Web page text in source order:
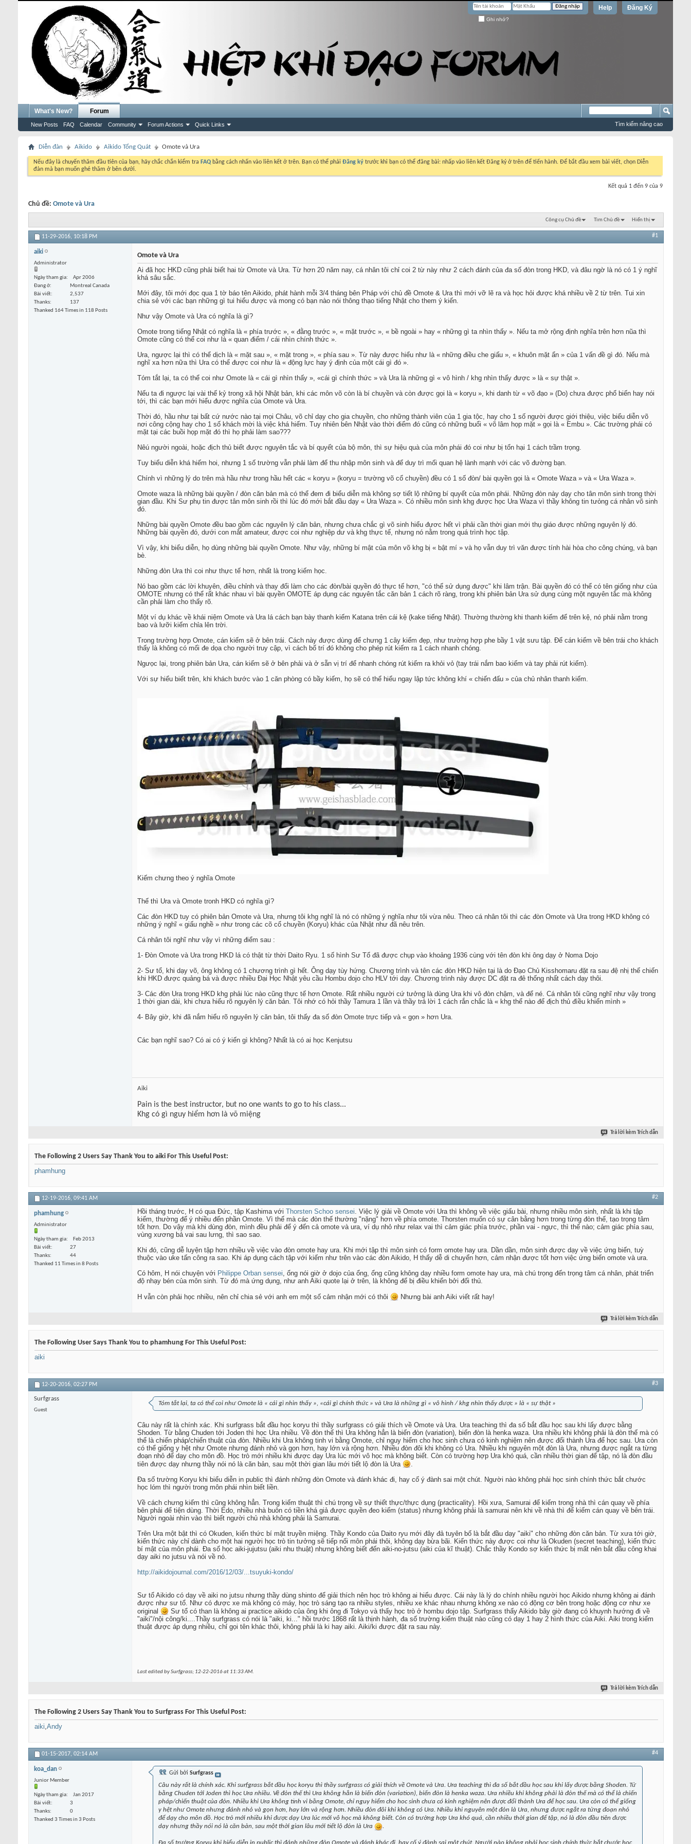
Đăng Ký
Help
Ghi nhớ?
What's New? Forum
New Posts FAQ Calendar Community Forum Actions Quick Links Tìm kiếm nâng cao
Diễn đàn Aikido Aikido Tổng Quát Omote và Ura
Nếu đây là chuyến thăm đầu tiên của bạn, hãy chắc chắn kiểm tra FAQ bằng cách nhấn vào liên kết ở trên. Bạn có thể phải Đăng ký trước khi bạn có thể đăng bài: nhấp vào liên kết Đăng ký ở trên để tiến hành. Để bắt đầu xem bài viết, chọn Diễn
đàn mà bạn muốn ghé thăm ở bên dưới.
Kết quả 1 đến 9 của 9
Chủ đề: Omote và Ura
Công cụ Chủ đề Tìm Chủ đề Hiển thị
11-29-2016, 10:18 PM #1
aiki
Administrator
Ngày tham gia
Apr 2006
Đang ở
Montreal Canada
Bài viết
2,537
Thanks
137
Thanked 164 Times in 118 Posts
Omote và Ura
Ai đã học HKD cũng phải biết hai từ Omote và Ura. Từ hơn 20 năm nay, cá nhân tôi chỉ coi 2 từ này như 2 cách đánh của đa số đòn trong HKD, và đâu ngờ là nó có 1 ý nghĩ
khá sâu sắc.
Mới đây, tôi mới đọc qua 1 tờ báo tên Aikido, phát hành mỗi 3/4 tháng bên Pháp với chủ đề Omote & Ura thì mới vỡ lẽ ra và học hỏi được khá nhiều về 2 từ trên. Tui xin
chia sẻ với các bạn những gì tui hiểu được và mong có bạn nào nói thông thạo tiếng Nhật cho them ý kiến.
Như vậy Omote và Ura có nghĩa là gì?
Omote trong tiếng Nhật có nghĩa là « phía trước », « đằng trước », « mặt trước », « bề ngoài » hay « những gì ta nhìn thấy ». Nếu ta mở rộng định nghĩa trên hơn nũa thì
Omote cũng có thể coi như là « quan điểm / cái nhìn chính thức ».
Ura, ngược lại thì có thể dịch là « mặt sau », « mặt trong », « phía sau ». Từ này được hiểu như là « những điều che giấu », « khuôn mặt ẩn » của 1 vấn đề gì đó. Nếu mà
nghĩ xa hơn nữa thì Ura có thể được coi như là « động lực hay ý định của một cái gì đó ».
Tóm tắt lại, ta có thể coi như Omote là « cái gì nhìn thấy », «cái gì chính thức » và Ura là những gì « vô hình / khg nhìn thấy được » là « sự thật ».
Nếu ta đi ngược lại vài thế kỷ trong xã hội Nhật bản, khi các môn võ còn là bí chuyền và còn được gọi là « koryu », khi danh từ « võ đạo » (Do) chưa được phổ biến hay nói
tới, thì các bạn mới hiểu được nghĩa của Omote và Ura.
Thời đó, hầu như tại bất cứ nước nào tại mọi Châu, võ chỉ dạy cho gia chuyền, cho những thành viên của 1 gia tộc, hay cho 1 số người được giới thiệu, việc biểu diễn võ
nơi công cộng hay cho 1 số khách mời là việc khá hiếm. Tuy nhiên bên Nhật vào thời điểm đó cũng có những buổi « võ lâm họp mặt » gọi là « Embu ». Các trường phái có
mặt tại các buồi họp mặt đó thì họ phải làm sao???
Nêú người ngoài, hoặc địch thủ biết được nguyên tắc và bí quyết của bộ môn, thì sự hiệu quà của môn phái đó coi như bị tổn hại 1 cách trầm trọng.
Tuy biểu diễn khá hiếm hoi, nhưng 1 số trường vẫn phải làm để thu nhập môn sinh và để duy trì mối quan hệ lành mạnh với các võ đường bạn.
Chính vì những lý do trên mà hầu như trong hầu hết các « koryu » (koryu = trường võ cổ chuyền) đều có 1 số đòn/ bài quyền gọi là « Omote Waza » và « Ura Waza ».
Omote waza là những bài quyền / đòn căn bản mà có thể đem đi biểu diễn mà không sợ tiết lộ những bí quyết của môn phái. Những đòn này dạy cho tân môn sinh trong thời
gian đầu. Khi Sư phụ tin được tân môn sinh rồi thì lúc đó mới bắt đầu dạy « Ura Waza ». Có nhiều môn sinh khg được học Ura Waza vì thầy không tin tưỏng cá nhân võ sinh
đó.
Những bài quyền Omote đều bao gồm các nguyên lý căn bản, nhưng chưa chắc gì võ sinh hiểu đựơc hết vì phải cần thời gian mới thụ giáo được những nguyên lý đó.
Những bài quyền đó, dưới con mắt amateur, được coi như nghiệp dư và khg thực tế, nhưng nó nằm trong quá trình học tập.
Vì vậy, khi biểu diễn, họ dùng những bài quyền Omote. Như vậy, những bí mật của môn võ khg bị « bật mí » và họ vẫn duy trì văn được tính hài hòa cho công chúng, và bạn
bè.
Những đòn Ura thì coi như thực tế hơn, nhất là trong kiếm học.
Nó bao gồm các lời khuyên, điều chỉnh và thay đổi làm cho các đòn/bài quyền đó thực tế hơn, "có thể sử dụng được" khi lâm trận. Bài quyền đó có thể có tên giống như của
OMOTE nhưng có thể rất khác nhau vì bài quyền OMOTE áp dụng các nguyên tắc căn bản 1 cách rõ ràng, trong khi phiên bản Ura sử dụng cùng một nguyên tắc mà không
cần phải làm cho thấy rõ.
Một ví dụ khác về khái niệm Omote và Ura lá cách bạn bày thanh kiếm Katana trên cái kệ (kake tiếng Nhật). Thường thường khi thanh kiếm để trên kệ, nó phải nằm trong
bao và lưỡi kiếm chỉa lên trời.
Trong trường hợp Omote, cán kiếm sẽ ở bên trái. Cách này được dùng để chưng 1 cây kiếm đẹp, như trường hợp phe bầy 1 vật sưu tập. Để cán kiếm về bên trái cho khách
thấy là không có mối đe dọa cho người truy cập, vì cách bố trí đó không cho phép rút kiếm ra 1 cách nhanh chóng.
Ngưọc lại, trong phiên bản Ura, cán kiếm sẽ ở bên phải và ở sẵn vị trí để nhanh chóng rút kiếm ra khỏi vỏ (tay trái nắm bao kiếm và tay phải rút kiếm).
Với sự hiểu biết trên, khi khách bước vào 1 căn phòng có bầy kiếm, họ sẽ có thể hiểu ngay lập tức không khí « chiến đấu » của chủ nhân thanh kiếm.
Kiếm chưng theo ý nghĩa Omote
Thế thì Ura và Omote tronh HKD có nghĩa gì?
Các đòn HKD tuy có phiên bản Omote và Ura, nhưng tôi khg nghĩ là nó có những ý nghĩa như tôi vừa nêu. Theo cá nhân tôi thì các đòn Omote và Ura trong HKD không có
những ý nghĩ « giấu nghề » như trong các cõ cổ chuyền (Koryu) khác của Nhật như đã nêu trên.
Cá nhân tôi nghĩ như vậy vì những điểm sau :
1- Đòn Omote và Ura trong HKD lá có thật từ thời Daito Ryu. 1 số hình Sư Tổ đã được chụp vào khoảng 1936 cùng với tên đòn khi ông dạy ở Noma Dojo
2- Sư tổ, khi dạy võ, ông không có 1 chương trình gì hết. Ông dạy tùy hứng. Chương trình và tên các đòn HKD hiện tại là do Đạo Chủ Kisshomaru đặt ra sau đệ nhị thế chiến
khi HKD được quảng bá và được nhiều Đại Học Nhật yêu cầu Hombu dojo cho HLV tới dạy. Chương trình này được DC đặt ra đê thống nhất cách dạy thôi.
3- Các đòn Ura trong HKD khg phải lúc nào cũng thực tế hơn Omote. Rất nhiều người cứ tưởng là dùng Ura khi vô đòn chậm, và để né. Cá nhân tôi cũng nghĩ như vậy trong
1 thời gian dài, khi chưa hiểu rõ nguyên lý căn bản. Tôi nhớ có hỏi thầy Tamura 1 lần và thầy trả lời 1 cách rắn chắc là « khg thể nào để địch thủ đìều khiển mình »
4- Bây giờ, khi đã nắm hiểu rõ nguyên lý căn bản, tôi thấy đa số đòn Omote trực tiếp và « gọn » hơn Ura.
Các bạn nghĩ sao? Có ai có ý kiến gì không? Nhất là có ai học Kenjutsu
Aiki
Pain is the best instructor, but no one wants to go to his class...
Khg có gì nguy hiểm hơn là võ miệng
Trả lời kèm Trích dẫn
The Following 2 Users Say Thank You to aiki For This Useful Post:
phamhung
12-19-2016, 09:41 AM #2
phamhung
Administrator
Ngày tham gia
Feb 2013
Bài viết
27
Thanks
44
Thanked 11 Times in 8 Posts
Hồi tháng trước, H có qua Đức, tập Kashima với Thorsten Schoo sensei. Việc lý giải về Omote với Ura thì không về việc giấu bài, nhưng nhiều môn sinh, nhất là khi tập
kiếm, thường để ý nhiều đến phần Omote. Vì thế mà các đòn thế thường "nặng" hơn về phía omote. Thorsten muốn có sự cân bằng hơn trong từng đòn thế, tạo trọng tâm
tốt hơn. Do vậy mà khi dùng đòn, mình đều phải để ý đến cả omote và ura, ví dụ nhỏ như relax vai thì cảm giác phía trước, phần vai - ngực, thì thế nào; cảm giác phía sau,
vùng xương bả vai sau lưng, thì sao sao.
Khi đó, cũng dễ luyện tập hơn nhiều về việc vào đòn omote hay ura. Khi mới tập thì môn sinh có form omote hay ura. Dần dần, môn sinh được dạy về việc ứng biến, tuỳ
thuộc vào uke tấn công ra sao. Khi áp dụng cách tập với kiếm như trên vào các đòn Aikido, H thấy dễ di chuyển hơn, cảm nhận được tốt hơn việc ứng biến omote và ura.
Có hôm, H nói chuyện với Philippe Orban sensei, ổng nói giờ ở dojo của ổng, ổng cũng không dạy nhiều form omote hay ura, mà chú trọng đến trọng tâm cá nhân, phát triển
độ nhạy bén của môn sinh. Từ đó mà ứng dụng, như anh Aiki quote lại ở trên, là không để bị điều khiển bởi đối thủ.
H vẫn còn phải học nhiều, nên chỉ chia sẻ với anh em một số cảm nhận mới có thôi Nhưng bài anh Aiki viết rất hay!
Trả lời kèm Trích dẫn
The Following User Says Thank You to phamhung For This Useful Post:
aiki
12-20-2016, 02:27 PM #3
Surfgrass
Guest
Tóm tắt lại, ta có thể coi như Omote là « cái gì nhìn thấy », «cái gì chính thức » và Ura là những gì « vô hình / khg nhìn thấy được » là « sự thật »
Câu này rất là chính xác. Khi surfgrass bắt đầu học koryu thì thầy surfgrass có giải thích về Omote và Ura. Ura teaching thì đa số bắt đầu học sau khi lấy được bằng
Shoden. Từ bằng Chuden tới Joden thì học Ura nhiều. Về đòn thế thì Ura không hẳn là biến đòn (variation), biến đòn là henka waza. Ura nhiều khi không phải là đòn thế mà có
thể là chiến pháp/chiến thuật của đòn. Nhiều khi Ura không tinh vi bằng Omote, chỉ nguy hiểm cho hoc sinh chưa có kinh nghiệm nên được đổi thành Ura để học sau. Ura còn
có thể giống y hệt như Omote nhưng đánh nhỏ và gọn hơn, hay lớn và rộng hơn. Nhiều đòn đôi khi không có Ura. Nhiều khi nguyên một đòn là Ura, nhưng được ngắt ra từng
đoạn nhỏ để dạy cho môn đồ. Học trò mới nhiều khi được dạy Ura lúc mới vô học mà không biết. Còn có trường hợp Ura khó quá, cần nhiều thời gian để tập, nó là đòn đầu
tiên được dạy nhưng thầy nói nó là căn bản, sau một thời gian lâu mới tiết lộ đòn là Ura
.
Đa số trường Koryu khi biểu diễn in public thì đánh những đòn Omote và đánh khác đi, hay cố ý đành sai một chút. Người nào không phải học sinh chính thức bắt chước
học lóm thì người trong môn phái nhìn biết liền.
Về cách chưng kiếm thì cũng không hẳn. Trong kiếm thuật thì chú trọng về sự thiết thực/thực dụng (practicality). Hồi xưa, Samurai để kiếm trong nhà thì cán quay về phía
bên phải để tiện dùng. Thời Edo, nhiều nhà buôn có tiền khá giả được quyền đeo kiếm (status) nhưng không phải là samurai nên khi về nhà thì để kiếm cán quay về bên trái.
Người ngoài nhìn vào thì biết người chủ nhà không phải là Samurai.
Trên Ura một bật thì có Okuden, kiến thức bí mật truyền miệng. Thầy Kondo của Daito ryu mới đây đả tuyên bố là bắt đầu dạy "aiki" cho những đòn căn bản. Từ xưa tới giờ,
kiến thức này chỉ dành cho một hai người học trò tin tưởng sẽ tiếp nối môn phái thôi, không dạy bừa bãi. Kiến thức này được coi như là Okuden (secret teaching), kiến thức
bí mật của môn phái. Đa số học aiki-jujutsu (aiki nhu thuật) nhưng không biết đến aiki-no-jutsu (aiki của kĩ thuật). Chắc thầy Kondo sợ kiến thức bị mất nên bắt đầu công khai
dạy aiki no jutsu và nói về nó.
http://aikidojournal.com/2016/12/03/...tsuyuki-kondo/
Sư tổ Aikido có dạy về aiki no jutsu nhưng thầy dùng shinto để giải thích nên học trò không ai hiểu được. Cái này là lý do chính nhiều người học Aikido nhưng không ai đánh
được như sư tổ. Như có được xe mà không có máy, học trò sáng tạo ra nhiều styles, nhiều xe khác nhau nhưng không xe nào có động cơ bên trong hoặc động cơ như xe
original
Sư tổ có than là không ai practice aikido của ông khi ông đi Tokyo và thấy học trò ở hombu dojo tập. Surfgrass thấy Aikido bây giờ đang có khuynh hướng đi về
"aiki"/nội công/ki....Thầy surfgrass có nói là "aiki, ki..." hồi trước 1868 rất là thịnh hành, đa số trường kiếm thuật nào cũng có dạy 1 hay 2 hình thức của Aiki. Aiki trong kiếm
thuật được áp dụng nhiều, chỉ gọi tên khác thôi, không phải là ki hay aiki. Aiki/ki được đặt ra sau này.
Last edited by Surfgrass; 12-22-2016 at 11:33 AM.
Trả lời kèm Trích dẫn
The Following 2 Users Say Thank You to Surfgrass For This Useful Post:
aiki,Andy
01-15-2017, 02:14 AM #4
koa_dan
Junior Member
Ngày tham gia
Jan 2017
Bài viết
3
Thanks
0
Thanked 3 Times in 3 Posts
Gửi bởi Surfgrass
Câu này rất là chính xác. Khi surfgrass bắt đầu học koryu thì thầy surfgrass có giải thích về Omote và Ura. Ura teaching thì đa số bắt đầu học sau khi lấy được bằng Shoden. Từ
bằng Chuden tới Joden thì học Ura nhiều. Về đòn thế thì Ura không hẳn là biến đòn (variation), biến đòn là henka waza. Ura nhiều khi không phải là đòn thế mà có thể là chiến
pháp/chiến thuật của đòn. Nhiều khi Ura không tinh vi bằng Omote, chỉ nguy hiểm cho hoc sinh chưa có kinh nghiệm nên được đổi thành Ura để học sau. Ura còn có thể giống
y hệt như Omote nhưng đánh nhỏ và gọn hơn, hay lớn và rộng hơn. Nhiều đòn đôi khi không có Ura. Nhiều khi nguyên một đòn là Ura, nhưng được ngắt ra từng đoạn nhỏ
để dạy cho môn đồ. Học trò mới nhiều khi được dạy Ura lúc mới vô học mà không biết. Còn có trường hợp Ura khó quá, cần nhiều thời gian để tập, nó là đòn đầu tiên được
dạy nhưng thầy nói nó là căn bản, sau một thời gian lâu mới tiết lộ đòn là Ura
.